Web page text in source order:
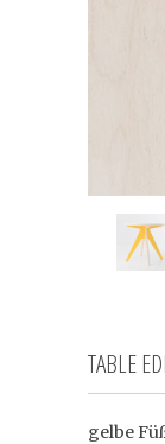
TABLE
gelbe